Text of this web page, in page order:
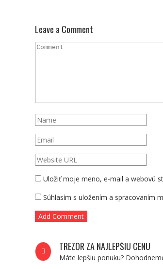
Leave a Comment
Uložiť moje meno, e-mail a webovú
Súhlasím s uložením a spracovaním
TREZOR ZA NAJLEPŠIU CENU
Máte lepšiu ponuku?